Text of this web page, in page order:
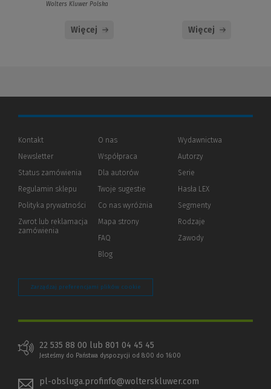
Wolters Kluwer Polska
Więcej Więcej
Kontakt
Newsletter
Status zamówienia
Regulamin sklepu
Polityka prywatności (Nowe
(Link
innej
Zwrot lub reklamacja
zamówienia
O nas
Współpraca
Dla autorów(Nowe
(Link
innej
strony)
Twoje sugestie
Co nas wyróżnia
Mapa strony
FAQ
Blog
Wydawnictwa
Autorzy
Serie
Hasła LEX
Segmenty
Rodzaje
Zawody
Zarządzaj preferencjami plików cookie
22 535 88 00 lub 801 04 45 45
Jesteśmy do Państwa dyspozycji od 8:00 do 16:00
pl-obsluga.profinfo@wolterskluwer.com